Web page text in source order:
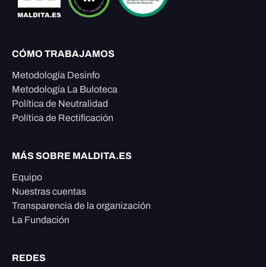
CÓMO TRABAJAMOS
Metodología Desinfo
Metodología La Buloteca
Política de Neutralidad
Política de Rectificación
MÁS SOBRE MALDITA.ES
Equipo
Nuestras cuentas
Transparencia de la organización
La Fundación
REDES